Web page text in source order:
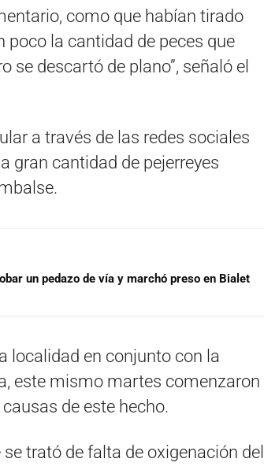
como que habían tirado
la cantidad de peces que
se descartó de plano”, señaló el
a través de las redes sociales
gran cantidad de pejerreyes
un pedazo de vía y marchó preso en Bialet
localidad en conjunto con la
este mismo martes comenzaron
de este hecho.
trató de falta de oxigenación del